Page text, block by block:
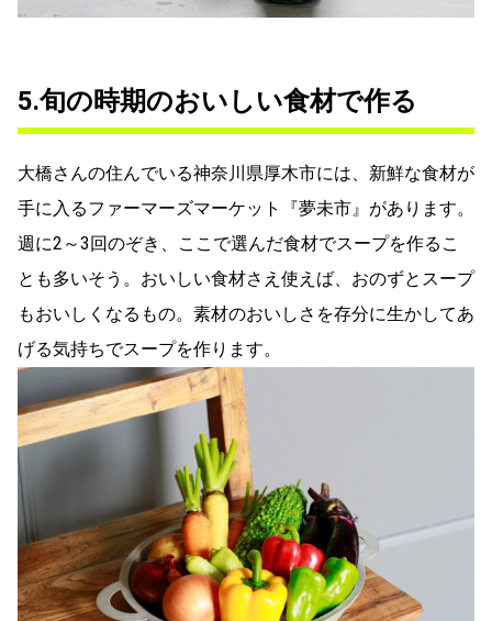
5.旬の時期のおいしい食材で作る
大橋さんの住んでいる神奈川県厚木市には、新鮮な食材が
手に入るファーマーズマーケット『夢未市』があります。
週に2～3回のぞき、ここで選んだ食材でスープを作るこ
とも多いそう。おいしい食材さえ使えば、おのずとスープ
もおいしくなるもの。素材のおいしさを存分に生かしてあ
げる気持ちでスープを作ります。